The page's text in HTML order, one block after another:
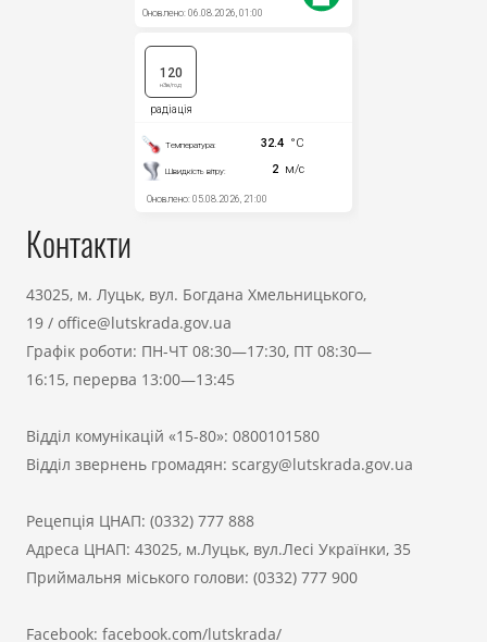
Контакти
43025, м. Луцьк, вул. Богдана Хмельницького,
19 / office@lutskrada.gov.ua
Графік роботи: ПН-ЧТ 08:30—17:30, ПТ 08:30—
16:15, перерва 13:00—13:45
Відділ комунікацій «15-80»: 0800101580
Відділ звернень громадян: scargy@lutskrada.gov.ua
Рецепція ЦНАП: (0332) 777 888
Адреса ЦНАП: 43025, м.Луцьк, вул.Лесі Українки, 35
Приймальня міського голови: (0332) 777 900
Facebook: facebook.com/lutskrada/